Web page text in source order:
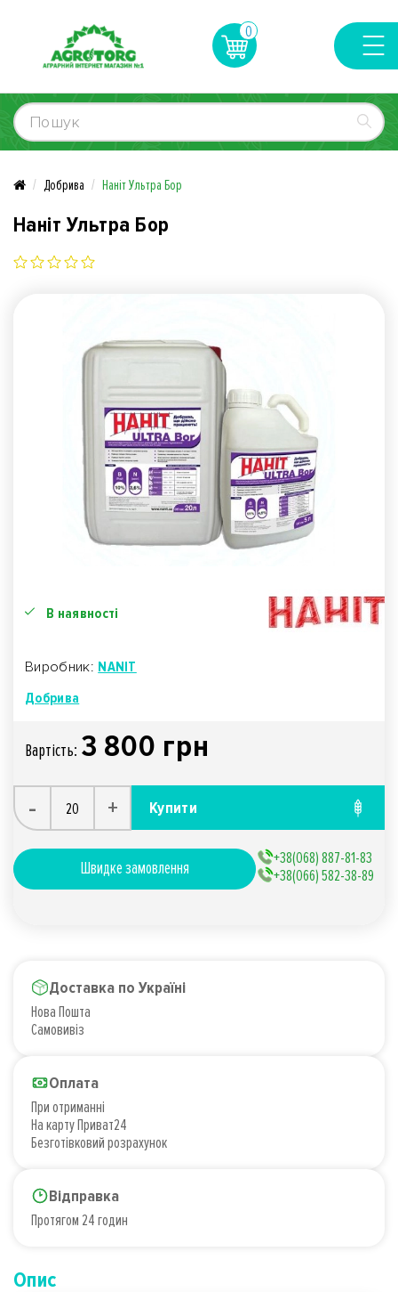
0
Добрива Наніт Ультра Бор
Наніт Ультра Бор
В наявності
Виробник: NANIT
Добрива
Вартiсть: 3 800 грн
- + Купити
Швидке замовлення
+38(068) 887-81-83
+38(066) 582-38-89
Доставка по Україні
Нова Пошта
Самовивіз
Оплата
При отриманні
На карту Приват24
Безготівковий розрахунок
Відправка
Протягом 24 годин
Опис